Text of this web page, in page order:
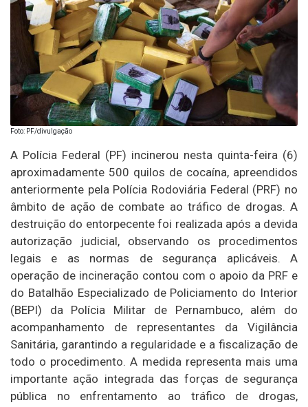
Foto: PF/divulgação
A Polícia Federal (PF) incinerou nesta quinta-feira (6)
aproximadamente 500 quilos de cocaína, apreendidos
anteriormente pela Polícia Rodoviária Federal (PRF) no
âmbito de ação de combate ao tráfico de drogas. A
destruição do entorpecente foi realizada após a devida
autorização judicial, observando os procedimentos
legais e as normas de segurança aplicáveis. A
operação de incineração contou com o apoio da PRF e
do Batalhão Especializado de Policiamento do Interior
(BEPI) da Polícia Militar de Pernambuco, além do
acompanhamento de representantes da Vigilância
Sanitária, garantindo a regularidade e a fiscalização de
todo o procedimento. A medida representa mais uma
importante ação integrada das forças de segurança
pública no enfrentamento ao tráfico de drogas,